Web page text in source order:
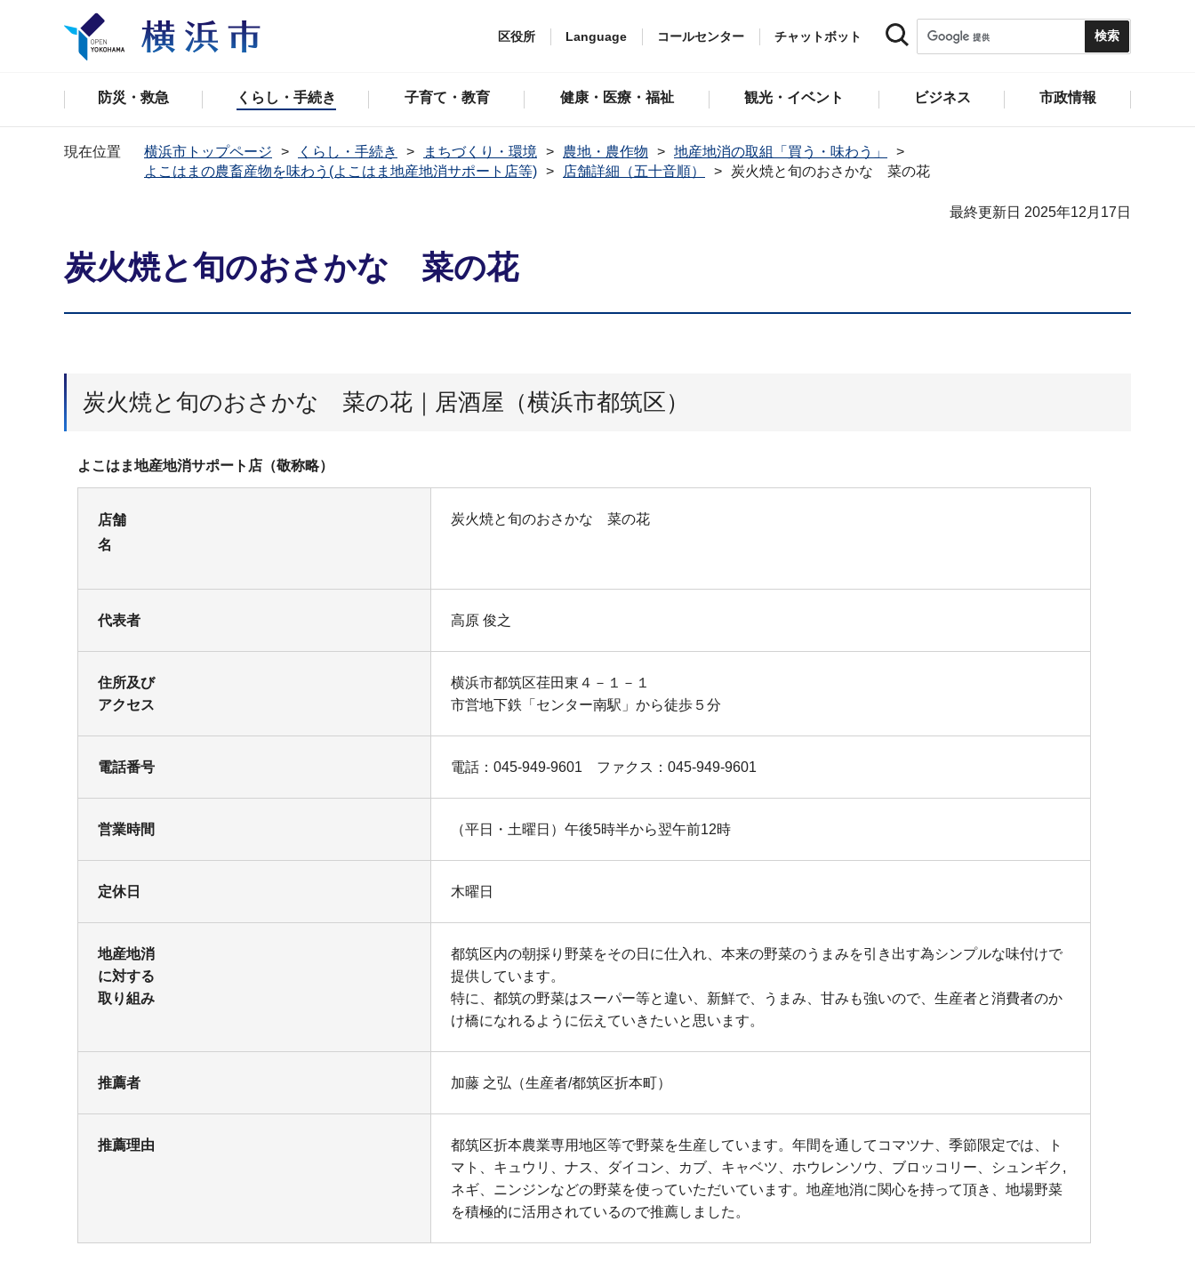
区役所 Language コールセンター チャットボット
防災・救急 くらし・手続き 子育て・教育 健康・医療・福祉 観光・イベント ビジネス 市政情報
現在位置 横浜市トップページ くらし・手続き まちづくり・環境 農地・農作物
地産地消の取組「買う・味わう」
よこはまの農畜産物を味わう(よこはま地産地消サポート店等)
店舗詳細（五十音順） 炭火焼と旬のおさかな 菜の花
最終更新日 2025年12月17日
炭火焼と旬のおさかな 菜の花
炭火焼と旬のおさかな 菜の花｜居酒屋（横浜市都筑区）
よこはま地産地消サポート店（敬称略）
店舗
名
炭火焼と旬のおさかな 菜の花
代表者 高原 俊之
住所及び
アクセス
横浜市都筑区荏田東４－１－１
市営地下鉄「センター南駅」から徒歩５分
電話番号 電話：045-949-9601 ファクス：045-949-9601
営業時間 （平日・土曜日）午後5時半から翌午前12時
定休日 木曜日
地産地消
に対する
取り組み
都筑区内の朝採り野菜をその日に仕入れ、本来の野菜のうまみを引き出す為シンプルな味付けで
提供しています。
特に、都筑の野菜はスーパー等と違い、新鮮で、うまみ、甘みも強いので、生産者と消費者のか
け橋になれるように伝えていきたいと思います。
推薦者 加藤 之弘（生産者/都筑区折本町）
推薦理由
都筑区折本農業専用地区等で野菜を生産しています。年間を通してコマツナ、季節限定では、ト
マト、キュウリ、ナス、ダイコン、カブ、キャベツ、ホウレンソウ、ブロッコリー、シュンギク,
ネギ、ニンジンなどの野菜を使っていただいています。地産地消に関心を持って頂き、地場野菜
を積極的に活用されているので推薦しました。